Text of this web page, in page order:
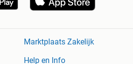
Marktplaats Zakelijk
Help en Info